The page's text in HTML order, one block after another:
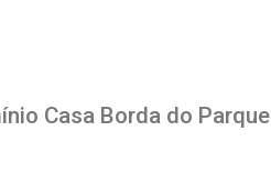
Casa Borda do Parque